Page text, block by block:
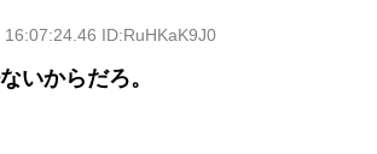
ID:RuHKaK9J0
いからだろ。